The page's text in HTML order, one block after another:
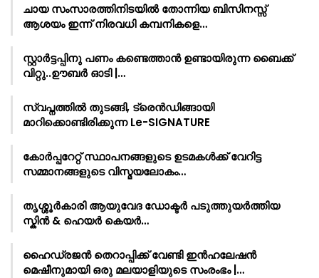
ചായ സംസാരത്തിനിടയിൽ തോന്നിയ ബിസിനസ്സ്
ആശയം ഇന്ന് നിരവധി കമ്പനികളെ…
സ്റ്റാർട്ടപ്പിനു പണം കണ്ടെത്താൻ ഉണ്ടായിരുന്ന ബൈക്ക്
വിറ്റു..ഊബർ ഓടി |…
സ്വപ്നത്തിൽ തുടങ്ങി, ട്രെൻഡിങ്ങായി
മാറിക്കൊണ്ടിരിക്കുന്ന Le-SIGNATURE
കോർപ്പറേറ്റ് സ്ഥാപനങ്ങളുടെ ഉടമകൾക്ക് വേറിട്ട
സമ്മാനങ്ങളുടെ വിസ്മയലോകം…
തൃശ്ശൂർകാരി ആയുവേദ ഡോക്ടർ പടുത്തുയർത്തിയ
സ്കിൻ & ഹെയർ കെയർ…
ഹൈഡ്രജൻ തെറാപ്പിക്ക് വേണ്ടി ഇൻഹലേഷൻ
മെഷീനുമായി ഒരു മലയാളിയുടെ സംരംഭം |…